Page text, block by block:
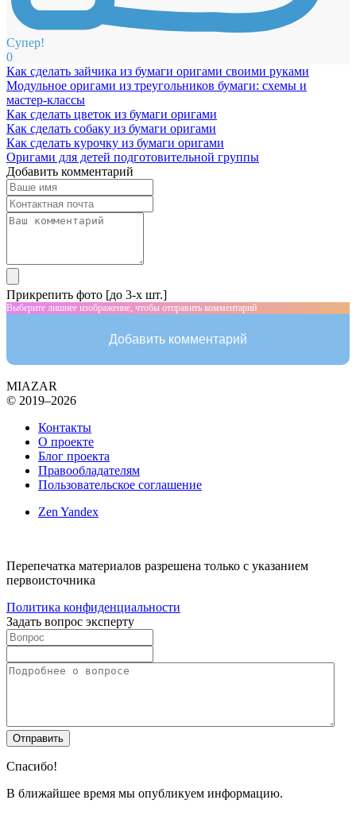
Супер!
0
Как сделать зайчика из бумаги оригами своими руками
Модульное оригами из треугольников бумаги: схемы и
мастер-классы
Как сделать цветок из бумаги оригами
Как сделать собаку из бумаги оригами
Как сделать курочку из бумаги оригами
Оригами для детей подготовительной группы
Добавить комментарий
Прикрепить фото [до 3-х шт.]
Выберите лишнее изображение, чтобы отправить комментарий
Добавить комментарий
MIAZAR
© 2019–2026
Контакты
О проекте
Блог проекта
Правообладателям
Пользовательское соглашение
Zen Yandex
Перепечатка материалов разрешена только с указанием
первоисточника
Политика конфиденциальности
Задать вопрос эксперту
Спасибо!
В ближайшее время мы опубликуем информацию.